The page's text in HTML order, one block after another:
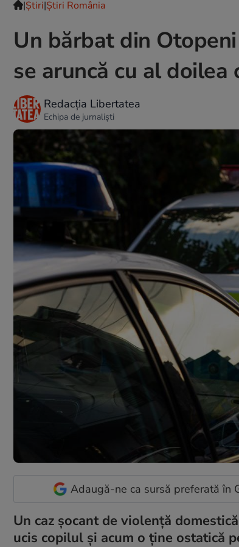
|Ştiri|Știri România
Un bărbat din
se aruncă cu al doilea
Redacția Libertatea
Echipa de jurnaliști
Adaugă-ne ca sursă preferată în
Un caz șocant de violență
ucis copilul și acum o ține ostatică